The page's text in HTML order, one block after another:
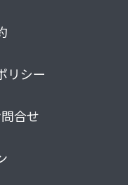
リシー
合せ